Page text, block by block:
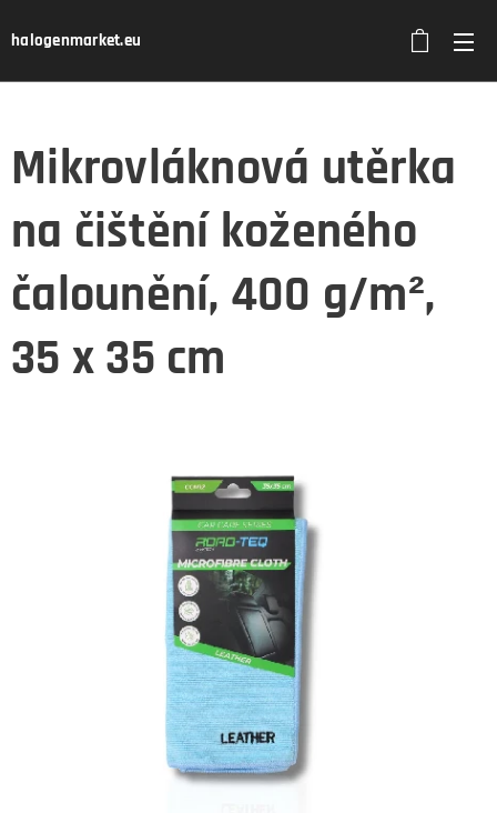
halogenmarket.eu
Mikrovláknová utěrka
na čištění koženého
čalounění, 400 g/m²,
35 x 35 cm